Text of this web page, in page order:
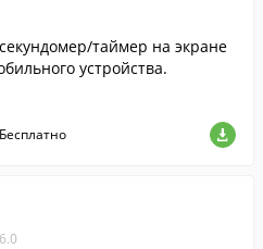
таймер на экране
устройства.
Бесплатно